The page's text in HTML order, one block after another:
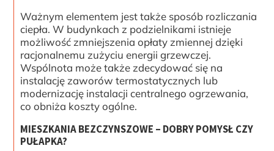
Ważnym elementem jest także sposób rozliczania
ciepła. W budynkach z podzielnikami istnieje
możliwość zmniejszenia opłaty zmiennej dzięki
racjonalnemu zużyciu energii grzewczej.
Wspólnota może także zdecydować się na
instalację zaworów termostatycznych lub
modernizację instalacji centralnego ogrzewania,
co obniża koszty ogólne.
MIESZKANIA BEZCZYNSZOWE – DOBRY POMYSŁ CZY
PUŁAPKA?